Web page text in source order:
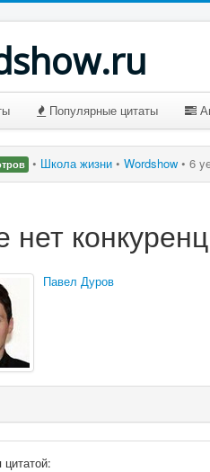
Популярные цитаты
• Школа жизни • Wordshow • 6
нет
Павел Дуров